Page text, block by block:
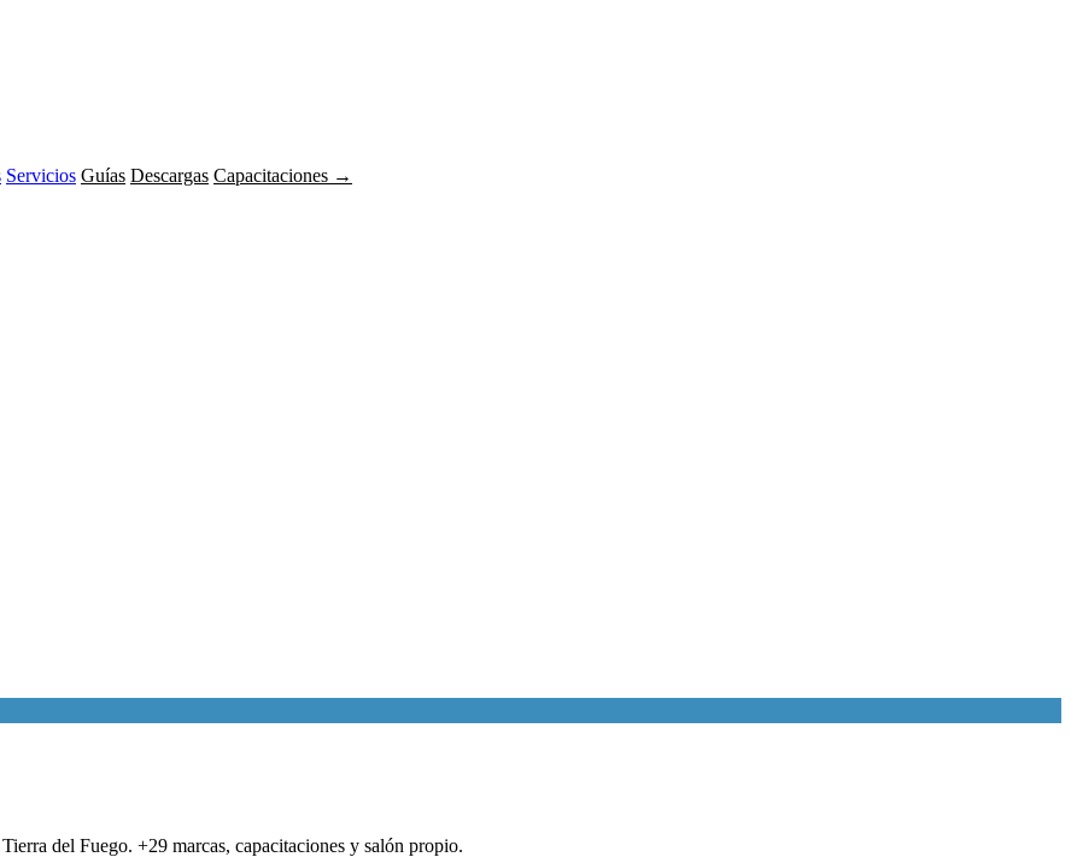
Servicios Guías Descargas Capacitaciones →
del Fuego. +29 marcas, capacitaciones y salón propio.